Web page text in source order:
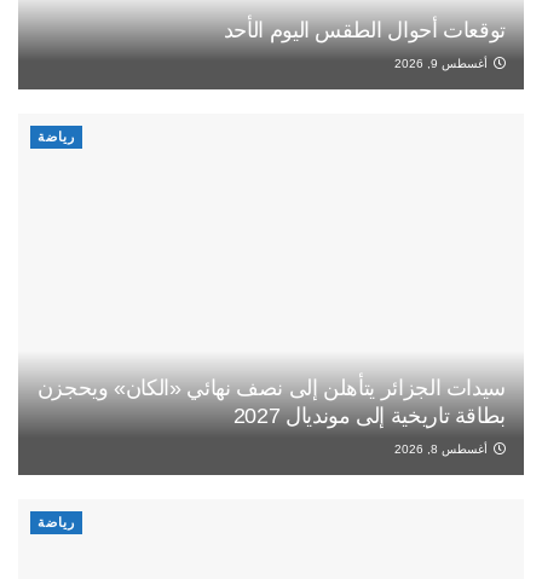
توقعات أحوال الطقس اليوم الأحد
أغسطس 9, 2026
رياضة
سيدات الجزائر يتأهلن إلى نصف نهائي «الكان» ويحجزن
بطاقة تاريخية إلى مونديال 2027
أغسطس 8, 2026
رياضة